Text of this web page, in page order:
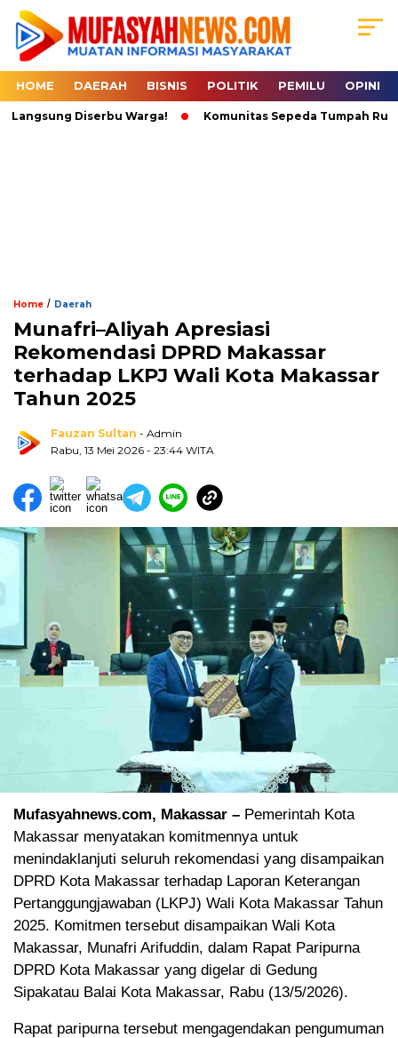
HOME DAERAH BISNIS POLITIK PEMILU OPINI
Diserbu Warga! Komunitas Sepeda Tumpah Ruah di
Home / Daerah
Munafri–Aliyah Apresiasi
Rekomendasi DPRD Makassar
terhadap LKPJ Wali Kota Makassar
Tahun 2025
Fauzan Sultan - Admin
Rabu, 13 Mei 2026 - 23:44 WITA
Mufasyahnews.com, Makassar – Pemerintah Kota
Makassar menyatakan komitmennya untuk
menindaklanjuti seluruh rekomendasi yang disampaikan
DPRD Kota Makassar terhadap Laporan Keterangan
Pertanggungjawaban (LKPJ) Wali Kota Makassar Tahun
2025. Komitmen tersebut disampaikan Wali Kota
Makassar, Munafri Arifuddin, dalam Rapat Paripurna
DPRD Kota Makassar yang digelar di Gedung
Sipakatau Balai Kota Makassar, Rabu (13/5/2026).
Rapat paripurna tersebut mengagendakan pengumuman